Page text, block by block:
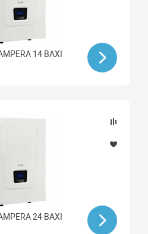
14 BAXI
24 BAXI